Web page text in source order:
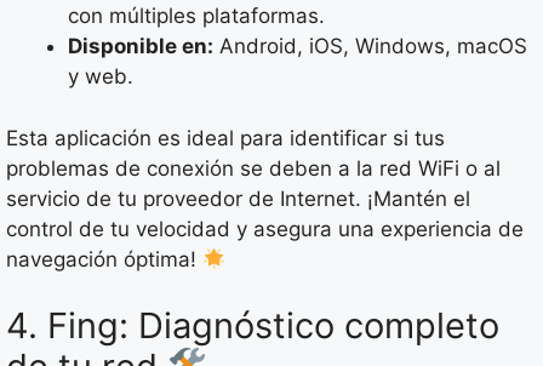
con múltiples plataformas.
Disponible en: Android, iOS, Windows, macOS
y web.
Esta aplicación es ideal para identificar si tus
problemas de conexión se deben a la red WiFi o al
servicio de tu proveedor de Internet. ¡Mantén el
control de tu velocidad y asegura una experiencia de
navegación óptima!
4. Fing: Diagnóstico completo